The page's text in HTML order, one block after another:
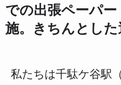
での出張ペーパ
施。きちんとした
私たちは千駄ケ谷駅